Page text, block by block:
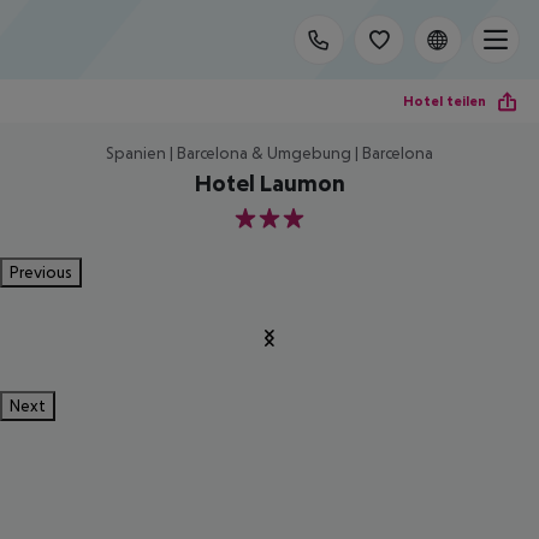
Hotel teilen
Spanien | Barcelona & Umgebung | Barcelona
Hotel Laumon
3
Previous
Next